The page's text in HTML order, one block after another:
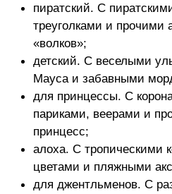
пиратский. С
треуголками и прочими
«волков»;
детский. С веселыми
Мауса и забавными
для принцессы. С
париками, веерами и
принцесс;
алоха. С тропическими
цветами и пляжными
для джентльменов. С